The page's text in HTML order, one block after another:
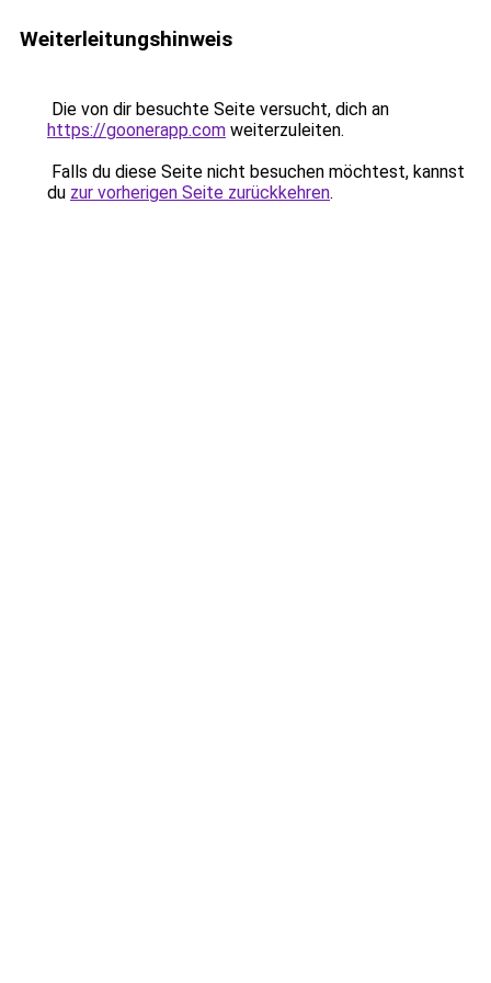
Weiterleitungshinweis
Die von dir besuchte Seite versucht, dich an
https://goonerapp.com weiterzuleiten.
Falls du diese Seite nicht besuchen möchtest, kannst
du zur vorherigen Seite zurückkehren.